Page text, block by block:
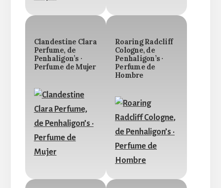
Clandestine Clara
Perfume, de
Penhaligon’s ·
Perfume de Mujer
Roaring Radcliff
Cologne, de
Penhaligon’s ·
Perfume de
Hombre